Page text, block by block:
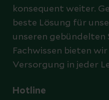
konsequent weiter.
beste Lösung für
unseren gebündelten
Fachwissen bieten
Versorgung in jeder
Hotline